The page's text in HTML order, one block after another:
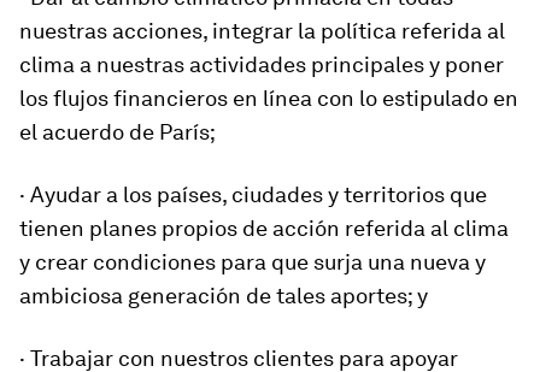
nuestras acciones, integrar la política referida al
clima a nuestras actividades principales y poner
los flujos financieros en línea con lo estipulado en
el acuerdo de París;
· Ayudar a los países, ciudades y territorios que
tienen planes propios de acción referida al clima
y crear condiciones para que surja una nueva y
ambiciosa generación de tales aportes; y
· Trabajar con nuestros clientes para apoyar